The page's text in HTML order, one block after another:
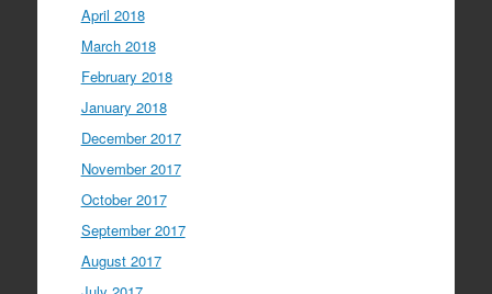
April 2018
March 2018
February 2018
January 2018
December 2017
November 2017
October 2017
September 2017
August 2017